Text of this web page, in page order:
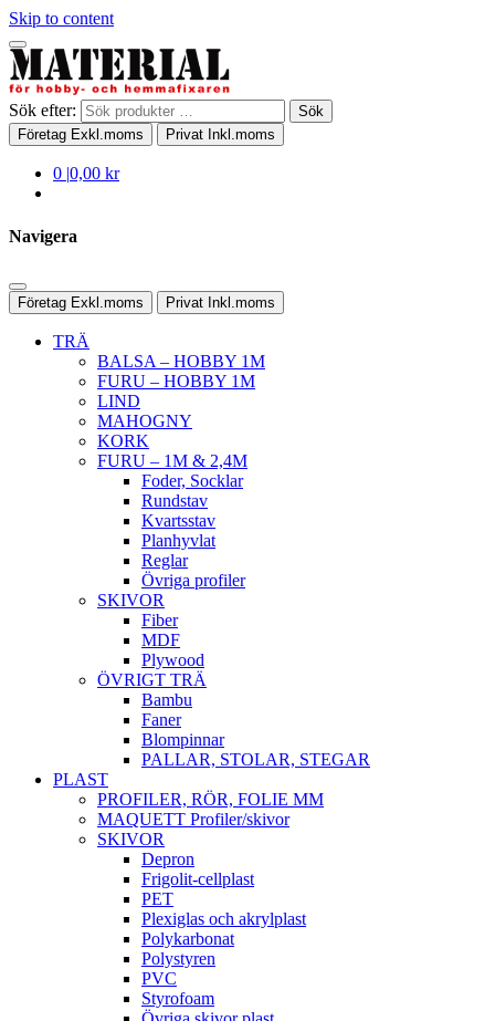
Skip to content
Sök efter:
Sök
Företag Exkl.moms Privat Inkl.moms
0 |0,00 kr
Navigera
Företag Exkl.moms Privat Inkl.moms
TRÄ
BALSA – HOBBY 1M
FURU – HOBBY 1M
LIND
MAHOGNY
KORK
FURU – 1M & 2,4M
Foder, Socklar
Rundstav
Kvartsstav
Planhyvlat
Reglar
Övriga profiler
SKIVOR
Fiber
MDF
Plywood
ÖVRIGT TRÄ
Bambu
Faner
Blompinnar
PALLAR, STOLAR, STEGAR
PLAST
PROFILER, RÖR, FOLIE MM
MAQUETT Profiler/skivor
SKIVOR
Depron
Frigolit-cellplast
PET
Plexiglas och akrylplast
Polykarbonat
Polystyren
PVC
Styrofoam